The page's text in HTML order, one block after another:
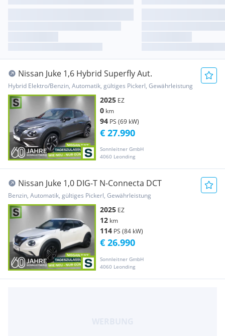
Nissan Juke 1,6 Hybrid Superfly Aut.
Hybrid Elektro/Benzin, Automatik, gültiges Pickerl, Gewährleistung
2025 EZ
0 km
94 PS (69 kW)
Sonnleitner GmbH
4060 Leonding
€ 27.990
Nissan Juke 1,0 DIG-T N-Connecta DCT
Benzin, Automatik, gültiges Pickerl, Gewährleistung
2025 EZ
12 km
114 PS (84 kW)
Sonnleitner GmbH
4060 Leonding
€ 26.990